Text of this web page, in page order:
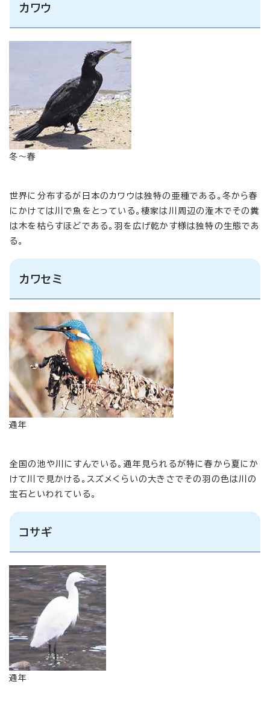
カワウ
冬～春
世界に分布するが日本のカワウは独特の亜種である。冬から春
にかけては川で魚をとっている。棲家は川周辺の潅木でその糞
は木を枯らすほどである。羽を広げ乾かす様は独特の生態であ
る。
カワセミ
通年
全国の池や川にすんでいる。通年見られるが特に春から夏にか
けて川で見かける。スズメくらいの大きさでその羽の色は川の
宝石といわれている。
コサギ
通年